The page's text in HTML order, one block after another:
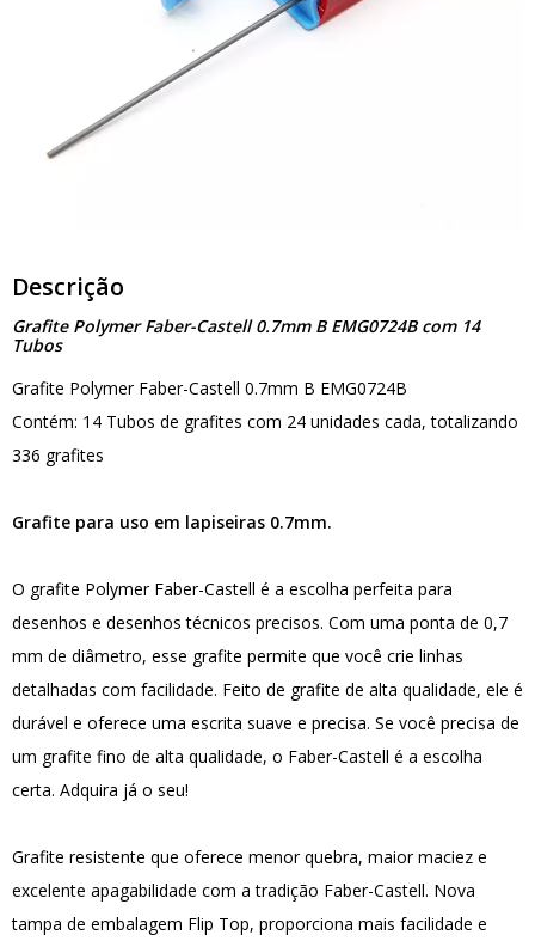
Descrição
Grafite Polymer Faber-Castell 0.7mm B EMG0724B com 14
Tubos
Grafite Polymer Faber-Castell 0.7mm B EMG0724B
Contém: 14 Tubos de grafites com 24 unidades cada, totalizando
336 grafites
Grafite para uso em lapiseiras 0.7mm.
O grafite Polymer Faber-Castell é a escolha perfeita para
desenhos e desenhos técnicos precisos. Com uma ponta de 0,7
mm de diâmetro, esse grafite permite que você crie linhas
detalhadas com facilidade. Feito de grafite de alta qualidade, ele é
durável e oferece uma escrita suave e precisa. Se você precisa de
um grafite fino de alta qualidade, o Faber-Castell é a escolha
certa. Adquira já o seu!
Grafite resistente que oferece menor quebra, maior maciez e
excelente apagabilidade com a tradição Faber-Castell. Nova
tampa de embalagem Flip Top, proporciona mais facilidade e